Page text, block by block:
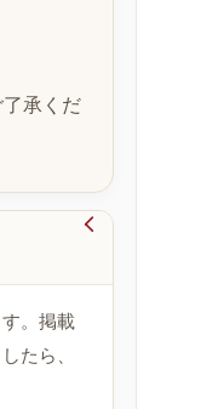
承くだ

。掲載
たら、